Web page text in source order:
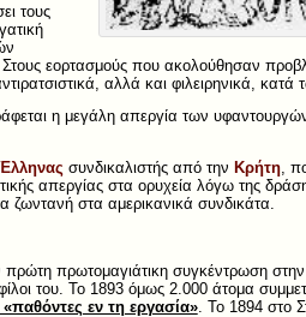
τους
εορτασμούς που ακολούθησαν
αλλά και φιλειρηνικά,
η μεγάλη απεργία των
συνδικαλιστής από την Κρήτη,
απεργίας στα ορυχεία λόγω της
στα αμερικανικά συνδικάτα.
πρωτομαγιάτικη συγκέντρωση
του. Το 1893 όμως 2.000 άτομα
εν τη εργασία». Το 1894 στο